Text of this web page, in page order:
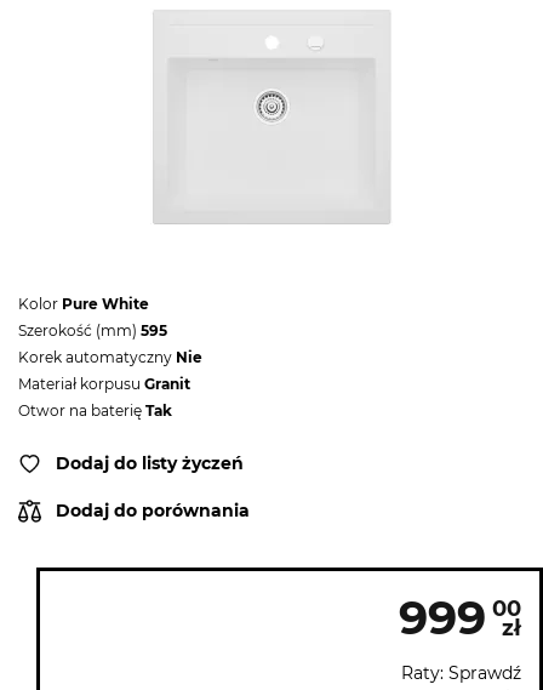
Kolor Pure White
Szerokość (mm) 595
Korek automatyczny Nie
Materiał korpusu Granit
Otwor na baterię Tak
Dodaj do listy życzeń
Dodaj do porównania
999 00
zł
Raty: Sprawdź